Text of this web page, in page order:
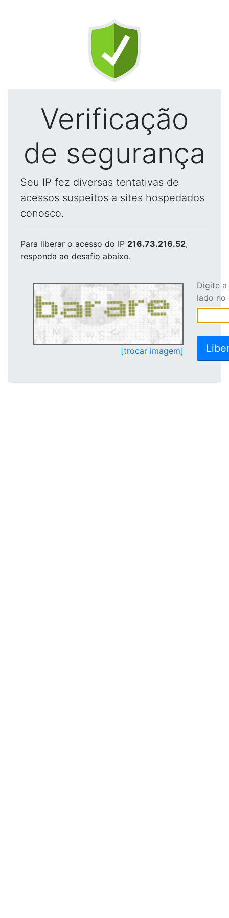
Verificação
de segurança
Seu IP fez diversas tentativas de
acessos suspeitos a sites hospedados
conosco.
Para liberar o acesso do IP 216.73.216.52,
responda ao desafio abaixo.
[trocar imagem]
Digite
lado no